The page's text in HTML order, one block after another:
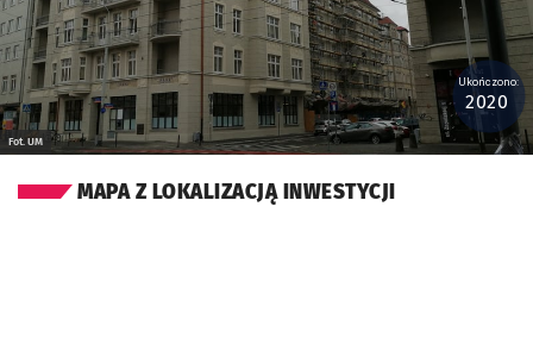
Fot. UM
Ukończono:
2020
MAPA Z LOKALIZACJĄ INWESTYCJI